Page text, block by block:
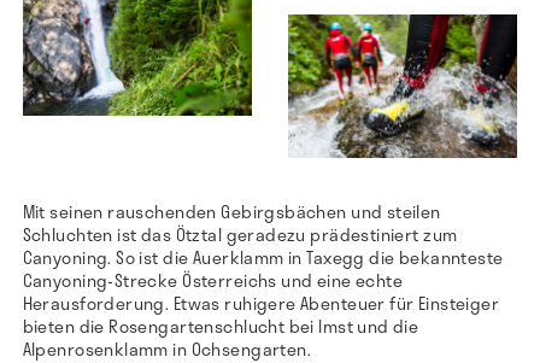
Mit seinen rauschenden Gebirgsbächen und steilen
Schluchten ist das Ötztal geradezu prädestiniert zum
Canyoning. So ist die Auerklamm in Taxegg die bekannteste
Canyoning-Strecke Österreichs und eine echte
Herausforderung. Etwas ruhigere Abenteuer für Einsteiger
bieten die Rosengartenschlucht bei Imst und die
Alpenrosenklamm in Ochsengarten.